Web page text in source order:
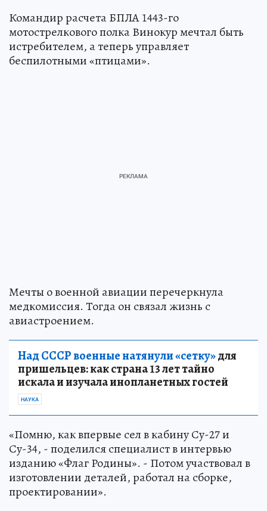
Командир расчета БПЛА 1443-го
мотострелкового полка Винокур мечтал быть
истребителем, а теперь управляет
беспилотными «птицами».
Мечты о военной авиации перечеркнула
медкомиссия. Тогда он связал жизнь с
авиастроением.
Над СССР военные натянули «сетку»для
пришельцев: как страна 13 лет тайно
искала и изучала инопланетных гостей
НАУКА
«Помню, как впервые сел в кабину Су-27 и
Су-34, - поделился специалист в интервью
изданию «Флаг Родины». - Потом участвовал в
изготовлении деталей, работал на сборке,
проектировании».